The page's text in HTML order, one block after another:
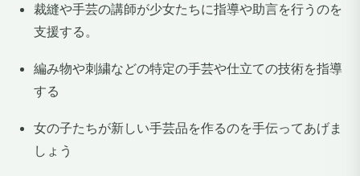
裁縫や手芸の講師が少女たちに指導や助言を行うのを
支援する。
編み物や刺繍などの特定の手芸や仕立ての技術を指導
する
女の子たちが新しい手芸品を作るのを手伝ってあげま
しょう